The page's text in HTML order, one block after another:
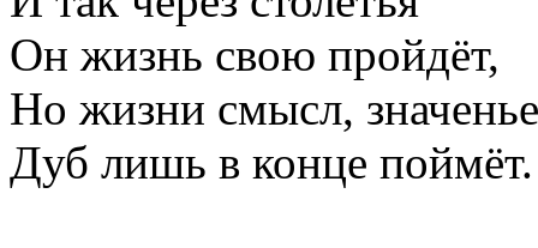
Он жизнь свою пройдёт,
Но жизни смысл, значенье
Дуб лишь в конце поймёт.